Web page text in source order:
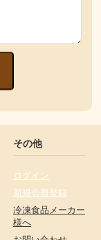
その他
ログイン
新規会員登録
冷凍食品メーカー
様へ